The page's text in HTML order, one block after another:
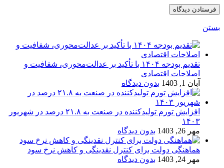
بستن
تقدیم بودجه ۱۴۰۴ با تأکید بر عدالت‌محوری، شفافیت و
اصلاحات اقتصادی
آبان 1, 1403
بدون دیدگاه
افزایش تورم تولیدکننده در صنعت به ۲۱.۸ درصد در شهریور
۱۴۰۳
مهر 26, 1403
بدون دیدگاه
هماهنگی دولت برای کنترل نقدینگی و کاهش نرخ سود
مهر 24, 1403
بدون دیدگاه